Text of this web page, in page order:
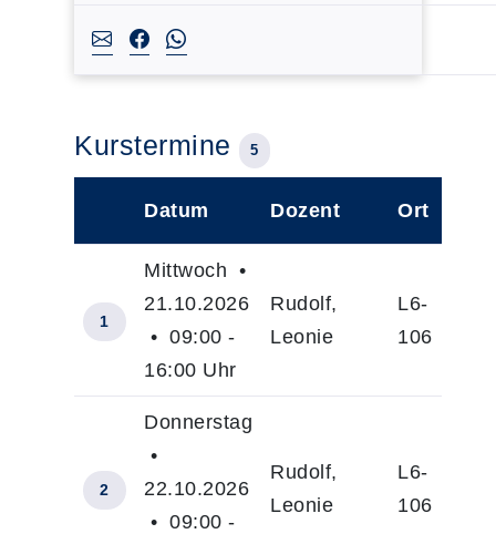
Kurstermine 5
Datum Dozent Ort
1
Mittwoch •
21.10.2026
• 09:00 -
16:00 Uhr
Rudolf,
Leonie
L6-
106
2
Donnerstag
•
22.10.2026
• 09:00 -
Rudolf,
Leonie
L6-
106